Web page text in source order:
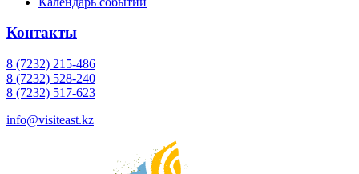
Контакты
8 (7232) 215-486
8 (7232) 528-240
8 (7232) 517-623
info@visiteast.kz